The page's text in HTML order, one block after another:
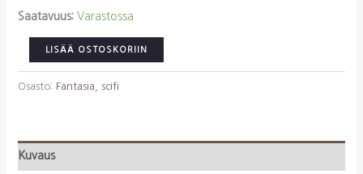
Saatavuus: Varastossa
Cornwell,
Bernard:
Pakanavaltias
LISÄÄ OSTOSKORIIN
Osasto: Fantasia, scifi
Kuvaus